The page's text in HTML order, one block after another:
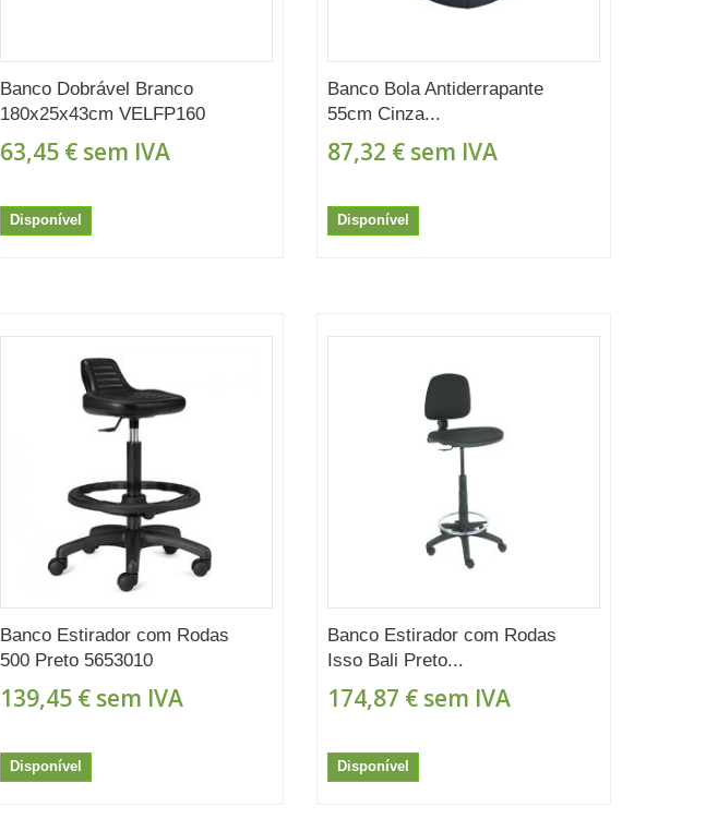
Banco Dobrável Branco
180x25x43cm VELFP160
63,45 €sem IVA
Disponível
Banco Bola Antiderrapante
55cm Cinza...
87,32 €sem IVA
Disponível
Banco Estirador com Rodas
500 Preto 5653010
139,45 €sem IVA
Disponível
Banco Estirador com Rodas
Isso Bali Preto...
174,87 €sem IVA
Disponível